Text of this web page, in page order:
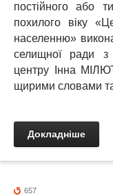
постійного або
похилого віку
населенню»
селищної ради з
центру Інна
щирими словами
Докладніше
657